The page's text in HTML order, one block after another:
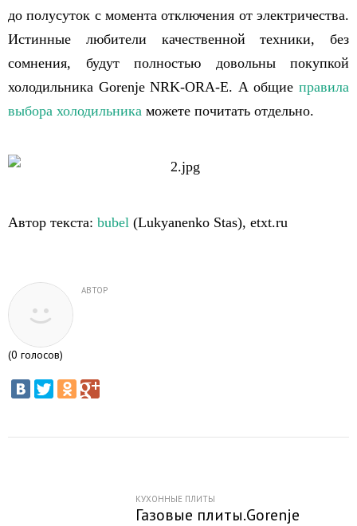
до полусуток с момента отключения от электричества.
Истинные любители качественной техники, без
сомнения, будут полностью довольны покупкой
холодильника Gorenje NRK-ORA-E. А общие правила
выбора холодильника можете почитать отдельно.
Автор текста: bubel (Lukyanenko Stas), etxt.ru
АВТОР
(0 голосов)
КУХОННЫЕ ПЛИТЫ
Газовые плиты.Gorenje